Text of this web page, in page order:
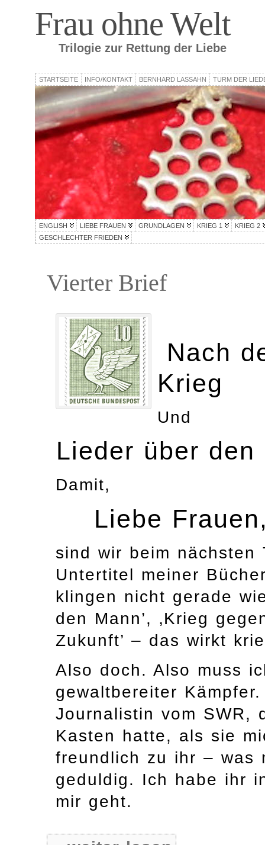
Frau ohne Welt
Trilogie zur Rettung der Liebe
STARTSEITE INFO/KONTAKT BERNHARD LASSAHN TURM DER
ENGLISH LIEBE FRAUEN GRUNDLAGEN KRIEG 1
KRIEG 2
GESCHLECHTER FRIEDEN
Vierter Brief
Nach
Krieg
Und
Lieder über den
Damit,
Liebe
sind wir beim nächsten
Untertitel meiner
klingen nicht gerade
den Mann’, ‚Krieg
Zukunft’ – das wirkt
Also doch. Also muss
gewaltbereiter
Journalistin vom SWR,
Kasten hatte, als sie
freundlich zu ihr – was
geduldig. Ich habe ihr
mir geht.